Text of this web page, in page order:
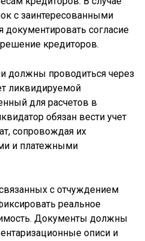
с заинтересованными
документировать согласие
кредиторов.
должны проводиться через
ликвидируемой
для расчетов в
обязан вести учет
сопровождая их
и платежными
с отчуждением
реальное
Документы должны
описи и